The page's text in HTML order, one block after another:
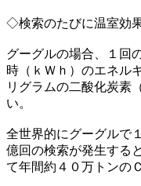
◇検索のたびに温室効
グーグルの場合、１回
時（ｋＷｈ）のエネル
リグラムの二酸化炭素
い。
全世界的にグーグルで
億回の検索が発生する
て年間約４０万トンの